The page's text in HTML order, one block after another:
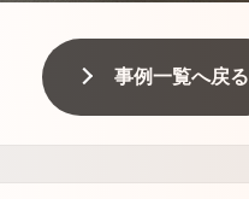
事例一覧へ戻る